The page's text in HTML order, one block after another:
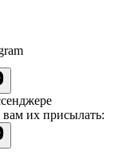
их присылать: